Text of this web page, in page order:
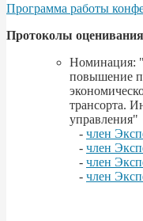
Программа работы
Протоколы
Номинация:
повышение
трансорта.
управления"
- член
- член
- член
- член